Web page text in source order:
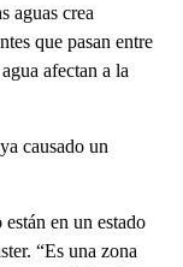
aguas crea
que pasan entre
afectan a la
causado un
en un estado
“Es una zona